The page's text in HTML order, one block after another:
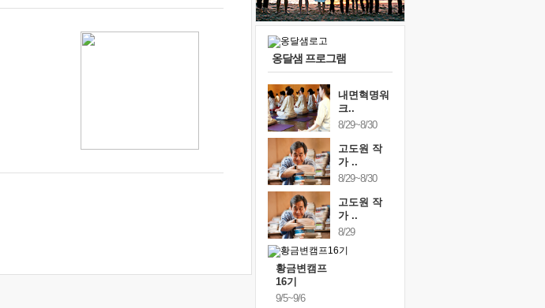
슬럼프
보고 싶은 어머니
못된 꼰대들
옹달샘 프로그램
내면혁명워
크..
8/29~8/30
고도원 작
가 ..
8/29~8/30
고도원 작
가 ..
8/29
황금변캠프
16기
9/5~9/6